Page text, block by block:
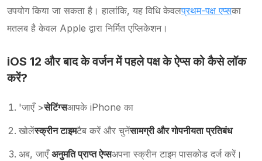
उपयोग किया जा सकता है। हालांकि, यह विधि केवलप्रथम-पक्ष एप्सका
मतलब है केवल Apple द्वारा निर्मित एप्लिकेशन।
iOS 12 और बाद के वर्जन में पहले पक्ष के ऐप्स को कैसे लॉक
करें?
'जाएँ >सेटिंग्सआपके iPhone का
खोलेंस्क्रीन टाइमटैब करें और चुनेंसामग्री और गोपनीयता प्रतिबंध
अब, जाएँअनुमति प्राप्त ऐप्सअपना स्क्रीन टाइम पासकोड दर्ज करें।